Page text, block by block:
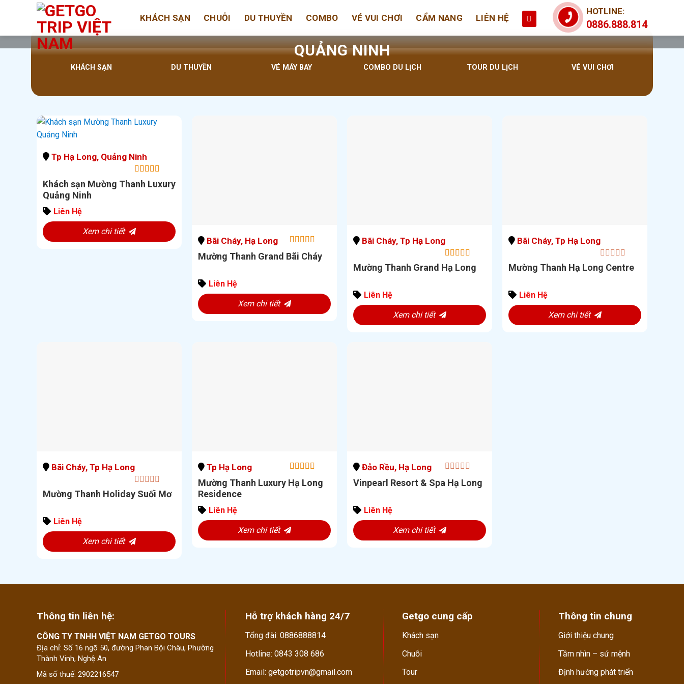
KHÁCH SẠN CHUỖI DU THUYỀN COMBO VÉ VUI CHƠI CẨM NANG LIÊN HỆ
HOTLINE:
0886.888.814
QUẢNG NINH
KHÁCH SẠN DU THUYỀN VÉ MÁY BAY COMBO DU LỊCH TOUR DU LỊCH VÉ VUI CHƠI
Tp Hạ Long, Quảng Ninh
5.00 out of
5
Khách sạn Mường Thanh Luxury
Quảng Ninh
Liên Hệ
Xem chi tiết
Bãi Cháy, Hạ Long
5.00out of
5
Mường Thanh Grand Bãi Cháy
Liên Hệ
Xem chi tiết
Bãi Cháy, Tp Hạ Long
5.00out of
5
Mường Thanh Grand Hạ Long
Liên Hệ
Xem chi tiết
Bãi Cháy, Tp Hạ Long
0
out
Mường Thanh Hạ Long Centre
Liên Hệ
Xem chi tiết
Bãi Cháy, Tp Hạ Long
0
out
Mường Thanh Holiday Suối Mơ
Liên Hệ
Xem chi tiết
Tp Hạ Long
5.00
5
Mường Thanh Luxury Hạ Long
Residence
Liên Hệ
Xem chi tiết
Đảo Rều, Hạ Long
0
out
Vinpearl Resort & Spa Hạ Long
Liên Hệ
Xem chi tiết
Thông tin liên hệ:
CÔNG TY TNHH VIỆT NAM GETGO TOURS
Địa chỉ: Số 16 ngõ 50, đường Phan Bội Châu, Phường
Thành Vinh, Nghệ An
Mã số thuế: 2902216547
Hỗ trợ khách hàng 24/7
Tổng đài: 0886888814
Hotline: 0843 308 686
Email: getgotripvn@gmail.com
Getgo cung cấp
Khách sạn
Chuỗi
Tour
Thông tin chung
Giới thiệu chung
Tầm nhìn – sứ mệnh
Định hướng phát triển